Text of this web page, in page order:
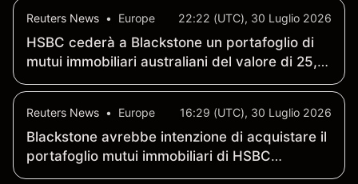
Reuters News • Europe 22:22 (UTC), 30 Luglio 2026
HSBC cederà a Blackstone un portafoglio di
mutui immobiliari australiani del valore di 25,3
miliardi di dollari
Reuters News • Europe 16:29 (UTC), 30 Luglio 2026
Blackstone avrebbe intenzione di acquistare il
portafoglio mutui immobiliari di HSBC
Australia per 25 miliardi di dollari - Bloomberg